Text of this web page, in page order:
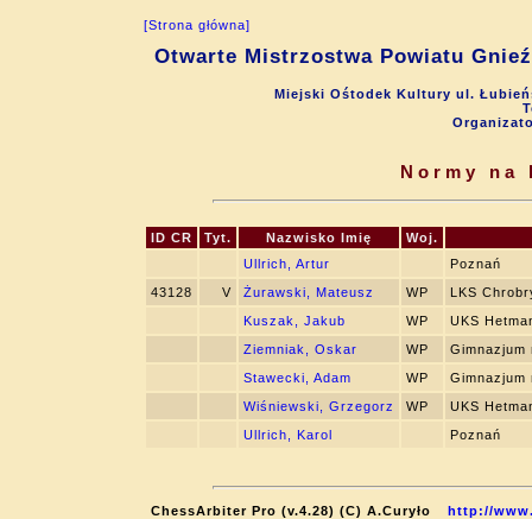
[Strona główna]
Otwarte Mistrzostwa Powiatu
Miejski Ośtodek Kultury ul.
Normy na
ID CR Tyt. Nazwisko Imię
Woj.
Ullrich, Artur
Poznań
43128
V Żurawski, Mateusz WP
LKS
Kuszak, Jakub
WP
UKS
Ziemniak, Oskar
WP
Gimnazjum
Stawecki, Adam
WP
Gimnazjum
Wiśniewski, Grzegorz
WP
UKS
Ullrich, Karol
Poznań
ChessArbiter Pro (v.4.28) (C) A.Curyło
http://